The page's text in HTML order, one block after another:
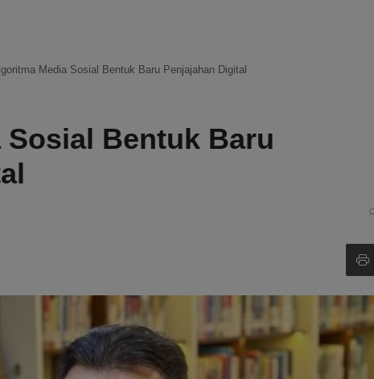
Media Sosial Bentuk Baru Penjajahan Digital
Bentuk Baru